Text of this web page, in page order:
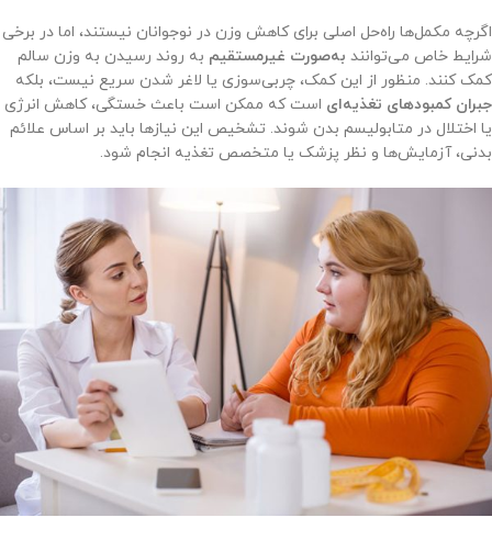
اگرچه مکمل‌ها راه‌حل اصلی برای کاهش وزن در نوجوانان نیستند، اما در برخی
شرایط خاص می‌توانند به‌صورت غیرمستقیم به روند رسیدن به وزن سالم
کمک کنند. منظور از این کمک، چربی‌سوزی یا لاغر شدن سریع نیست، بلکه
جبران کمبودهای تغذیه‌ای است که ممکن است باعث خستگی، کاهش انرژی
یا اختلال در متابولیسم بدن شوند. تشخیص این نیازها باید بر اساس علائم
بدنی، آزمایش‌ها و نظر پزشک یا متخصص تغذیه انجام شود.